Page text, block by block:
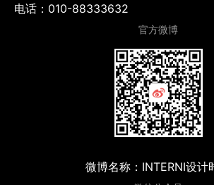
电话：010-88333632
官方微博
微博名称：INTERNI设计